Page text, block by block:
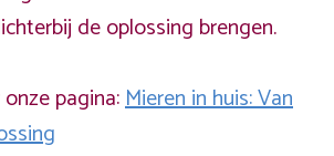
de oplossing brengen.
pagina:Mieren in huis: Van